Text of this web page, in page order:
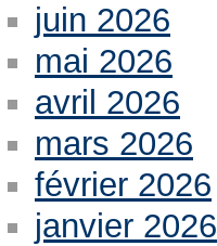
juin 2026
mai 2026
avril 2026
mars 2026
février 2026
janvier 2026